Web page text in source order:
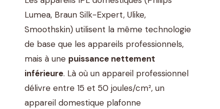
Lumea, Braun Silk-Expert, Ulike,
Smoothskin) utilisent la même technologie
de base que les appareils professionnels,
mais à une puissance nettement
inférieure. Là où un appareil professionnel
délivre entre 15 et 50 joules/cm², un
appareil domestique plafonne